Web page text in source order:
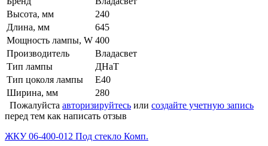
Высота, мм
240
Длина, мм
645
Мощность лампы, W 400
Производитель
Владасвет
Тип лампы
ДНаТ
Тип цоколя лампы
Е40
Ширина, мм
280
Пожалуйста авторизируйтесь или создайте учетную запись
перед тем как написать отзыв
ЖКУ 06-400-012 Под стекло Комп.